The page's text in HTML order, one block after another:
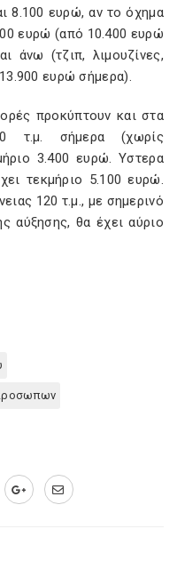
8.100 ευρώ, αν το όχηµα
ευρώ (από 10.400 ευρώ
άνω (τζιπ, λιµουζίνες,
ευρώ σήµερα).
προκύπτουν και στα
τ.µ. σήµερα (χωρίς
3.400 ευρώ. Υστερα
τεκµήριο 5.100 ευρώ.
120 τ.µ., µε σηµερινό
αύξησης, θα έχει αύριο